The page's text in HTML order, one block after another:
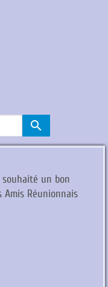
search
souhaité un bon
Réunionnais